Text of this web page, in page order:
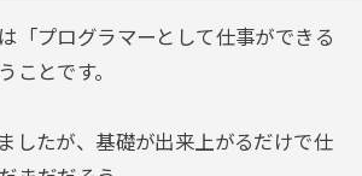
「プログラマーとして仕事ができる
ことです。
したが、基礎が出来上がるだけで仕